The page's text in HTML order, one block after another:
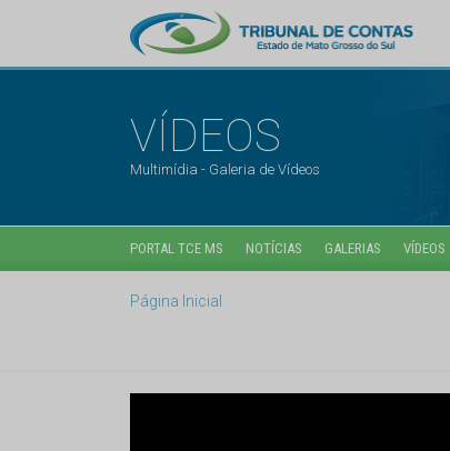
VÍDEOS
Multimídia - Galeria de Vídeos
PORTAL TCE MS NOTÍCIAS GALERIAS VÍDEOS
Página Inicial